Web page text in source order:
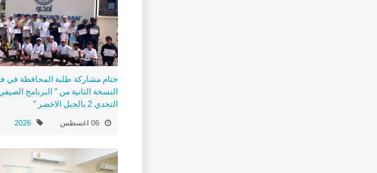
ختام مشاركة طلبة المحافظة في
النسخة الثانية من " البرنامج
التحدي 2 بالجبل الاخضر "
06 اغسطس 2026